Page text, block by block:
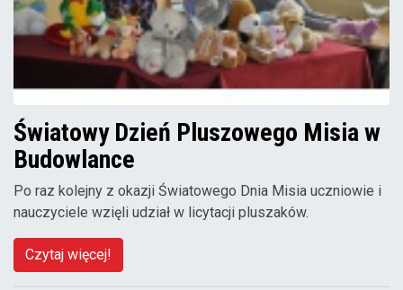
Światowy Dzień Pluszowego Misia w
Budowlance
Po raz kolejny z okazji Światowego Dnia Misia uczniowie i
nauczyciele wzięli udział w licytacji pluszaków.
Czytaj więcej!